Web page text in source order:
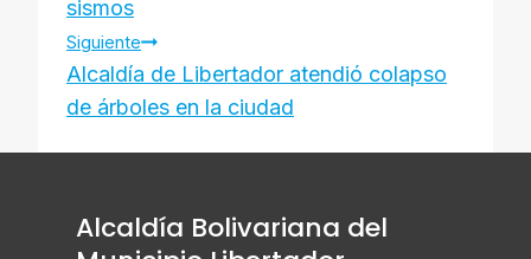
L
i
n
k
entradas
sismos
Siguiente
Alcaldía de Libertador atendió colapso
de árboles en la ciudad
Alcaldía Bolivariana del